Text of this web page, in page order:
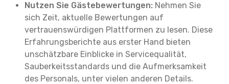
Nutzen Sie Gästebewertungen: Nehmen Sie
sich Zeit, aktuelle Bewertungen auf
vertrauenswürdigen Plattformen zu lesen. Diese
Erfahrungsberichte aus erster Hand bieten
unschätzbare Einblicke in Servicequalität,
Sauberkeitsstandards und die Aufmerksamkeit
des Personals, unter vielen anderen Details.